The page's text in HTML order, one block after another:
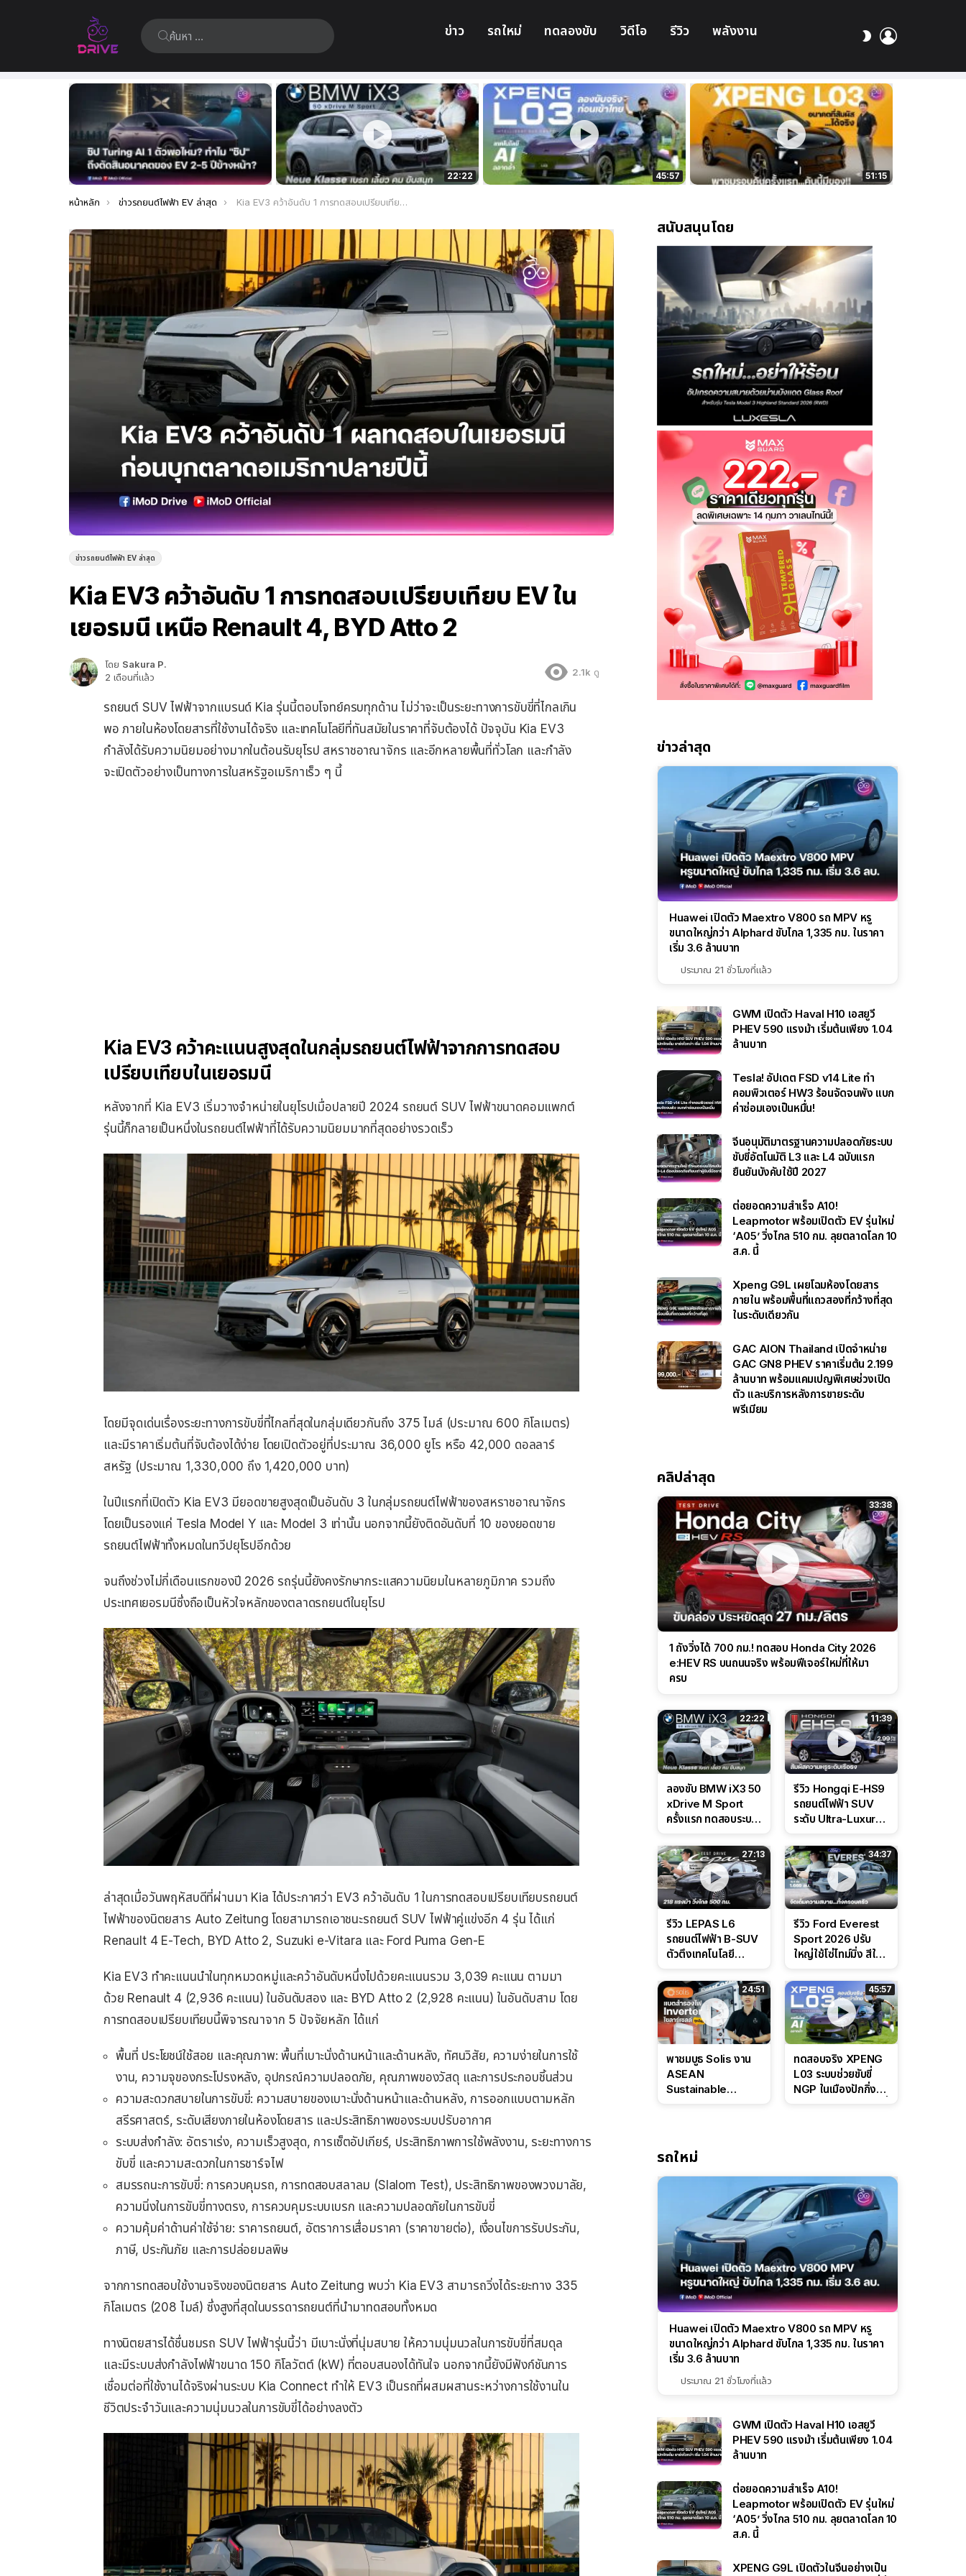
ค้นหา: ข่าว รถใหม่ ทดลองขับ วิดีโอ รีวิว พลังงาน
สลับ
เรื่อง
ล่าสุด
22:22 45:57 51:15
คุณอยู่ที่นี่:
หน้าหลัก ข่าวรถยนต์ไฟฟ้า EV ล่าสุด Kia EV3 คว้าอันดับ 1 การทดสอบเปรียบเทียบ EV ในเยอรมนี เหนือ Renault 4, BYD Atto 2
ข่าวรถยนต์ไฟฟ้า EV ล่าสุด
Kia EV3 คว้าอันดับ 1 การทดสอบเปรียบเทียบ EV ใน
เยอรมนี เหนือ Renault 4, BYD Atto 2
โดย Sakura P.
2 เดือนที่แล้ว
2.1k ดู
รถยนต์ SUV ไฟฟ้าจากแบรนด์ Kia รุ่นนี้ตอบโจทย์ครบทุกด้าน ไม่ว่าจะเป็นระยะทางการขับขี่ที่ไกลเกิน
พอ ภายในห้องโดยสารที่ใช้งานได้จริง และเทคโนโลยีที่ทันสมัยในราคาที่จับต้องได้ ปัจจุบัน Kia EV3
กำลังได้รับความนิยมอย่างมากในต้อนรับยุโรป สหราชอาณาจักร และอีกหลายพื้นที่ทั่วโลก และกำลัง
จะเปิดตัวอย่างเป็นทางการในสหรัฐอเมริกาเร็ว ๆ นี้
Kia EV3 คว้าคะแนนสูงสุดในกลุ่มรถยนต์ไฟฟ้าจากการทดสอบ
เปรียบเทียบในเยอรมนี
หลังจากที่ Kia EV3 เริ่มวางจำหน่ายในยุโรปเมื่อปลายปี 2024 รถยนต์ SUV ไฟฟ้าขนาดคอมแพกต์
รุ่นนี้ก็กลายเป็นหนึ่งในรถยนต์ไฟฟ้าที่ได้รับความนิยมมากที่สุดอย่างรวดเร็ว
โดยมีจุดเด่นเรื่องระยะทางการขับขี่ที่ไกลที่สุดในกลุ่มเดียวกันถึง 375 ไมล์ (ประมาณ 600 กิโลเมตร)
และมีราคาเริ่มต้นที่จับต้องได้ง่าย โดยเปิดตัวอยู่ที่ประมาณ 36,000 ยูโร หรือ 42,000 ดอลลาร์
สหรัฐ (ประมาณ 1,330,000 ถึง 1,420,000 บาท)
ในปีแรกที่เปิดตัว Kia EV3 มียอดขายสูงสุดเป็นอันดับ 3 ในกลุ่มรถยนต์ไฟฟ้าของสหราชอาณาจักร
โดยเป็นรองแค่ Tesla Model Y และ Model 3 เท่านั้น นอกจากนี้ยังติดอันดับที่ 10 ของยอดขาย
รถยนต์ไฟฟ้าทั้งหมดในทวีปยุโรปอีกด้วย
จนถึงช่วงไม่กี่เดือนแรกของปี 2026 รถรุ่นนี้ยังคงรักษากระแสความนิยมในหลายภูมิภาค รวมถึง
ประเทศเยอรมนีซึ่งถือเป็นหัวใจหลักของตลาดรถยนต์ในยุโรป
ล่าสุดเมื่อวันพฤหัสบดีที่ผ่านมา Kia ได้ประกาศว่า EV3 คว้าอันดับ 1 ในการทดสอบเปรียบเทียบรถยนต์
ไฟฟ้าของนิตยสาร Auto Zeitung โดยสามารถเอาชนะรถยนต์ SUV ไฟฟ้าคู่แข่งอีก 4 รุ่น ได้แก่
Renault 4 E-Tech, BYD Atto 2, Suzuki e-Vitara และ Ford Puma Gen-E
Kia EV3 ทำคะแนนนำในทุกหมวดหมู่และคว้าอันดับหนึ่งไปด้วยคะแนนรวม 3,039 คะแนน ตามมา
ด้วย Renault 4 (2,936 คะแนน) ในอันดับสอง และ BYD Atto 2 (2,928 คะแนน) ในอันดับสาม โดย
การทดสอบเปรียบเทียบนี้พิจารณาจาก 5 ปัจจัยหลัก ได้แก่
พื้นที่ ประโยชน์ใช้สอย และคุณภาพ: พื้นที่เบาะนั่งด้านหน้าและด้านหลัง, ทัศนวิสัย, ความง่ายในการใช้
งาน, ความจุของกระโปรงหลัง, อุปกรณ์ความปลอดภัย, คุณภาพของวัสดุ และการประกอบชิ้นส่วน
ความสะดวกสบายในการขับขี่: ความสบายของเบาะนั่งด้านหน้าและด้านหลัง, การออกแบบตามหลัก
สรีรศาสตร์, ระดับเสียงภายในห้องโดยสาร และประสิทธิภาพของระบบปรับอากาศ
ระบบส่งกำลัง: อัตราเร่ง, ความเร็วสูงสุด, การเซ็ตอัปเกียร์, ประสิทธิภาพการใช้พลังงาน, ระยะทางการ
ขับขี่ และความสะดวกในการชาร์จไฟ
สมรรถนะการขับขี่: การควบคุมรถ, การทดสอบสลาลม (Slalom Test), ประสิทธิภาพของพวงมาลัย,
ความนิ่งในการขับขี่ทางตรง, การควบคุมระบบเบรก และความปลอดภัยในการขับขี่
ความคุ้มค่าด้านค่าใช้จ่าย: ราคารถยนต์, อัตราการเสื่อมราคา (ราคาขายต่อ), เงื่อนไขการรับประกัน,
ภาษี, ประกันภัย และการปล่อยมลพิษ
จากการทดสอบใช้งานจริงของนิตยสาร Auto Zeitung พบว่า Kia EV3 สามารถวิ่งได้ระยะทาง 335
กิโลเมตร (208 ไมล์) ซึ่งสูงที่สุดในบรรดารถยนต์ที่นำมาทดสอบทั้งหมด
ทางนิตยสารได้ชื่นชมรถ SUV ไฟฟ้ารุ่นนี้ว่า มีเบาะนั่งที่นุ่มสบาย ให้ความนุ่มนวลในการขับขี่ที่สมดุล
และมีระบบส่งกำลังไฟฟ้าขนาด 150 กิโลวัตต์ (kW) ที่ตอบสนองได้ทันใจ นอกจากนี้ยังมีฟังก์ชันการ
เชื่อมต่อที่ใช้งานได้จริงผ่านระบบ Kia Connect ทำให้ EV3 เป็นรถที่ผสมผสานระหว่างการใช้งานใน
ชีวิตประจำวันและความนุ่มนวลในการขับขี่ได้อย่างลงตัว
สนับสนุนโดย
ข่าวล่าสุด
Huawei เปิดตัว Maextro V800 รถ MPV หรู
ขนาดใหญ่กว่า Alphard ขับไกล 1,335 กม. ในราคา
เริ่ม 3.6 ล้านบาท
ประมาณ 21 ชั่วโมงที่แล้ว
GWM เปิดตัว Haval H10 เอสยูวี
PHEV 590 แรงม้า เริ่มต้นเพียง 1.04
ล้านบาท
Tesla! อัปเดต FSD v14 Lite ทำ
คอมพิวเตอร์ HW3 ร้อนจัดจนพัง แบก
ค่าซ่อมเองเป็นหมื่น!
จีนอนุมัติมาตรฐานความปลอดภัยระบบ
ขับขี่อัตโนมัติ L3 และ L4 ฉบับแรก
ยืนยันบังคับใช้ปี 2027
ต่อยอดความสำเร็จ A10!
Leapmotor พร้อมเปิดตัว EV รุ่นใหม่
‘A05’ วิ่งไกล 510 กม. ลุยตลาดโลก 10
ส.ค. นี้
Xpeng G9L เผยโฉมห้องโดยสาร
ภายใน พร้อมพื้นที่แถวสองที่กว้างที่สุด
ในระดับเดียวกัน
GAC AION Thailand เปิดจำหน่าย
GAC GN8 PHEV ราคาเริ่มต้น 2.199
ล้านบาท พร้อมแคมเปญพิเศษช่วงเปิด
ตัว และบริการหลังการขายระดับ
พรีเมียม
คลิปล่าสุด
33:38
1 ถังวิ่งได้ 700 กม.! ทดสอบ Honda City 2026
e:HEV RS บนถนนจริง พร้อมฟีเจอร์ใหม่ที่ให้มา
ครบ
22:22
ลองขับ BMW iX3 50
xDrive M Sport
ครั้งแรก ทดสอบระบบ
Performance แบบ
จัดเต็มในสนาม
11:39
รีวิว Hongqi E-HS9
รถยนต์ไฟฟ้า SUV
ระดับ Ultra-Luxury
CDC นุ่มหนึบเหนือ
ระดับ
27:13
รีวิว LEPAS L6
รถยนต์ไฟฟ้า B-SUV
ตัวตึงเทคโนโลยี
ล่างหนึบ ลุ้นราคา 7
แสนต้น
34:37
รีวิว Ford Everest
Sport 2026 ปรับ
ใหญ่ใช้โซ่ไทม์มิ่ง สีใหม่
ดุดันสไตล์ครอบครัว
สายลุย
24:51
พาชมบูธ Solis งาน
ASEAN
Sustainable
IntelliHouse และ
EverCORE โซลูชัน
ESS ครบวงจร
45:57
ทดสอบจริง XPENG
L03 ระบบช่วยขับขี่
NGP ในเมืองปักกิ่ง
รถใหม่
Huawei เปิดตัว Maextro V800 รถ MPV หรู
ขนาดใหญ่กว่า Alphard ขับไกล 1,335 กม. ในราคา
เริ่ม 3.6 ล้านบาท
ประมาณ 21 ชั่วโมงที่แล้ว
GWM เปิดตัว Haval H10 เอสยูวี
PHEV 590 แรงม้า เริ่มต้นเพียง 1.04
ล้านบาท
ต่อยอดความสำเร็จ A10!
Leapmotor พร้อมเปิดตัว EV รุ่นใหม่
‘A05’ วิ่งไกล 510 กม. ลุยตลาดโลก 10
ส.ค. นี้
XPENG G9L เปิดตัวในจีนอย่างเป็น